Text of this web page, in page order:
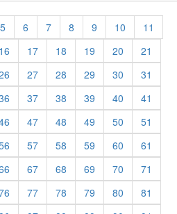
5 6 7 8 9 10
11
16 17 18 19 20
21
27 28 29 30
31
37 38 39 40
41
47 48 49 50
51
57 58 59 60
61
67 68 69 70
71
77 78 79 80
81